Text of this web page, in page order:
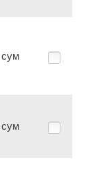
сум
сум